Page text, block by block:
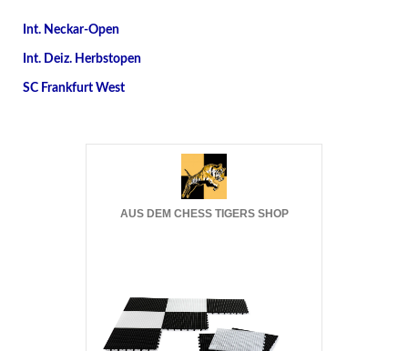
Int. Neckar-Open
Int. Deiz. Herbstopen
SC Frankfurt West
AUS DEM CHESS TIGERS SHOP